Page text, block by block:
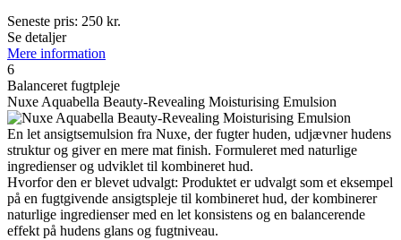
Seneste pris: 250 kr.
Se detaljer
Mere information
6
Balanceret fugtpleje
Nuxe Aquabella Beauty-Revealing Moisturising Emulsion
En let ansigtsemulsion fra Nuxe, der fugter huden, udjævner hudens
struktur og giver en mere mat finish. Formuleret med naturlige
ingredienser og udviklet til kombineret hud.
Hvorfor den er blevet udvalgt: Produktet er udvalgt som et eksempel
på en fugtgivende ansigtspleje til kombineret hud, der kombinerer
naturlige ingredienser med en let konsistens og en balancerende
effekt på hudens glans og fugtniveau.